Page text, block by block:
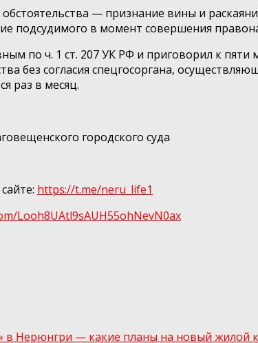
— признание вины и
подсудимого в момент совершения
по ч. 1 ст. 207 УК РФ и приговорил к
без согласия спецгосоргана,
раз в месяц.
городского суда
https://t.me/neru_life1
Looh8UAtl9sAUH55ohNеvN0ах
в Нерюнгри — какие планы на новый жилой